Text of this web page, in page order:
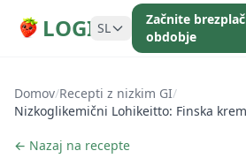
LOGI SL
Začnite
obdobje
Domov/Recepti z nizkim GI/
Nizkoglikemični Lohikeitto: Finska
← Nazaj na recepte